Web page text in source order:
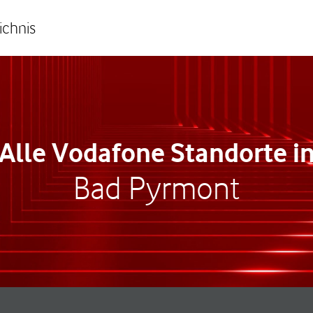
Vodafone Standorte
Bad Pyrmont